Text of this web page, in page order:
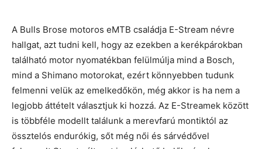
A Bulls Brose motoros eMTB családja E-Stream névre
hallgat, azt tudni kell, hogy az ezekben a kerékpárokban
található motor nyomatékban felülmúlja mind a Bosch,
mind a Shimano motorokat, ezért könnyebben tudunk
felmenni velük az emelkedőkön, még akkor is ha nem a
legjobb áttételt választjuk ki hozzá. Az E-Streamek között
is többféle modellt találunk a merevfarú montiktól az
össztelós endurókig, sőt még női és sárvédővel